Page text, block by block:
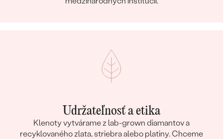
Udržateľnosť a etika
Klenoty vytvárame z lab-grown diamantov a
recyklovaného zlata, striebra alebo platiny. Chceme